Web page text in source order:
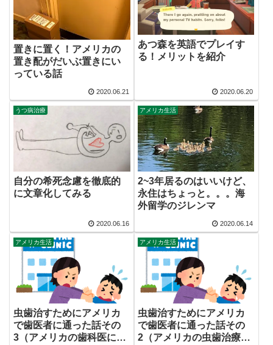
置きに置く！アメリカの
置き配がだいぶ置きにい
っている話
2020.06.21
あつ森を英語でプレイす
る！メリットを紹介
2020.06.20
うつ病治療
自分の希死念慮を徹底的
に文章化してみる
2020.06.16
アメリカ生活
2~3年居るのはいいけど、
永住はちょっと。。。海
外留学のジレンマ
2020.06.14
アメリカ生活
虫歯治すためにアメリカ
で歯医者に通った話その
3（アメリカの歯科医に教
アメリカ生活
虫歯治すためにアメリカ
で歯医者に通った話その
2（アメリカの虫歯治療っ